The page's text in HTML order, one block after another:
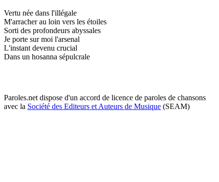
Vertu née dans l'illégale
M'arracher au loin vers les étoiles
Sorti des profondeurs abyssales
Je porte sur moi l'arsenal
L'instant devenu crucial
Dans un hosanna sépulcrale
Paroles.net dispose d'un accord de licence de paroles de chansons
avec la Société des Editeurs et Auteurs de Musique (SEAM)